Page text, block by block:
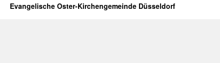
Evangelische Oster-Kirchengemeinde Düsseldorf